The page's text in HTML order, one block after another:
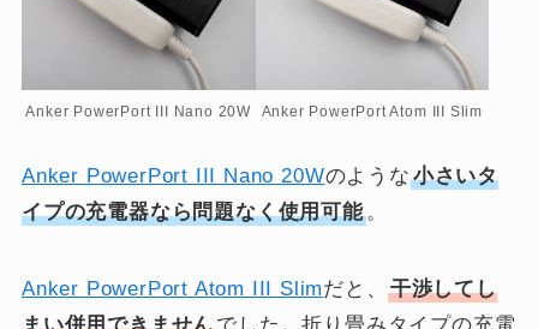
Anker PowerPort III Nano 20W Anker PowerPort Atom III Slim
Anker PowerPort III Nano 20Wのような小さいタ
イプの充電器なら問題なく使用可能。
Anker PowerPort Atom III Slimだと、
干渉してし